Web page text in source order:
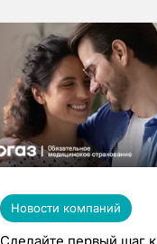
Новости компаний